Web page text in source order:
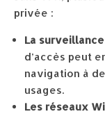
privée :
La
d’accès peut
navigation à
usages.
Les réseaux